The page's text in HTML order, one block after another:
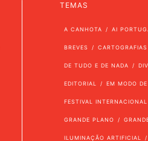
TEMAS
A CANHOTA AI
BREVES CARTOGRAFIAS
DE TUDO E DE NADA
EDITORIAL EM MODO
FESTIVAL
GRANDE PLANO
ILUMINAÇÃO ARTIFICIAL